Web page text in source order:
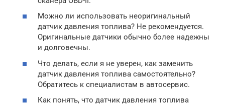
Можно ли использовать неоригинальный
датчик давления топлива? Не рекомендуется.
Оригинальные датчики обычно более надежны
и долговечны.
Что делать, если я не уверен, как заменить
датчик давления топлива самостоятельно?
Обратитесь к специалистам в автосервис.
Как понять, что датчик давления топлива